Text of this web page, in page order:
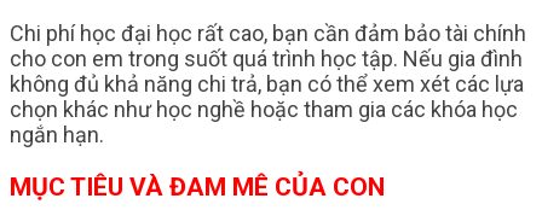
Chi phí học đại học rất cao, bạn cần đảm bảo tài chính
cho con em trong suốt quá trình học tập. Nếu gia đình
không đủ khả năng chi trả, bạn có thể xem xét các lựa
chọn khác như học nghề hoặc tham gia các khóa học
ngắn hạn.
MỤC TIÊU VÀ ĐAM MÊ CỦA CON